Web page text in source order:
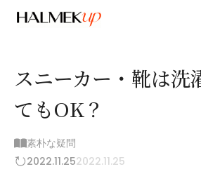
スニーカー・靴は洗
てもOK？
素朴な疑問
2022.11.252022.11.25